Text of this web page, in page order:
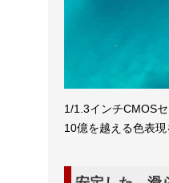
1/1.3インチCMOS
10億を越える色表